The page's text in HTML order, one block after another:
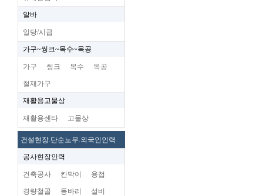
알바
일당/시급
가구~씽크~목수~목공
가구 씽크 목수 목공
철재가구
재활용고물상
재활용센타 고물상
건설현장.단순노무.외국인인력
공사현장인력
건축공사 칸막이 용접
경량철골 동바리 설비